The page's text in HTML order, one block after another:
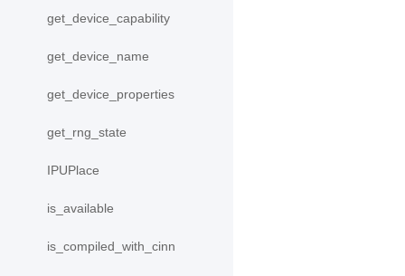
get_device_capability
get_device_name
get_device_properties
get_rng_state
IPUPlace
is_available
is_compiled_with_cinn